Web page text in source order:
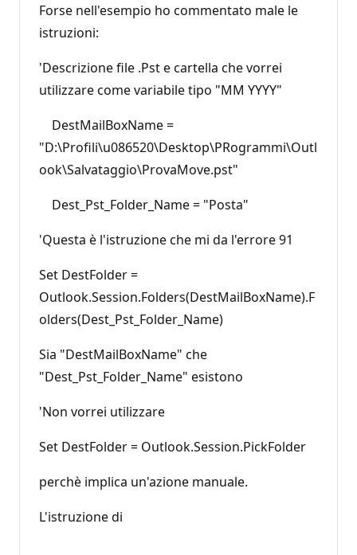
Forse nell'esempio ho commentato male le
istruzioni:
'Descrizione file .Pst e cartella che vorrei
utilizzare come variabile tipo "MM YYYY"
DestMailBoxName =
"D:\Profili\u086520\Desktop\PRogrammi\Outl
ook\Salvataggio\ProvaMove.pst"
Dest_Pst_Folder_Name = "Posta"
'Questa è l'istruzione che mi da l'errore 91
Set DestFolder =
Outlook.Session.Folders(DestMailBoxName).F
olders(Dest_Pst_Folder_Name)
Sia "DestMailBoxName" che
"Dest_Pst_Folder_Name" esistono
'Non vorrei utilizzare
Set DestFolder = Outlook.Session.PickFolder
perchè implica un'azione manuale.
L'istruzione di